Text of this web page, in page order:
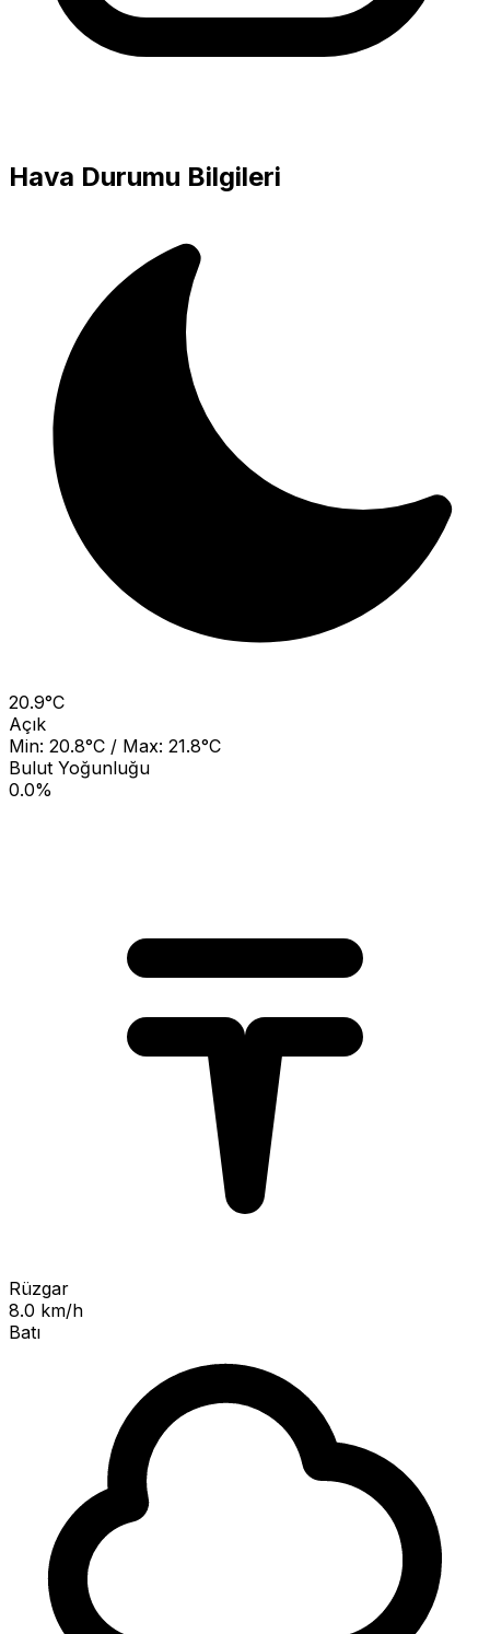
Hava Durumu Bilgileri
20.9°C
Açık
Min: 20.8°C / Max: 21.8°C
Bulut Yoğunluğu
0.0%
Rüzgar
8.0 km/h
Batı